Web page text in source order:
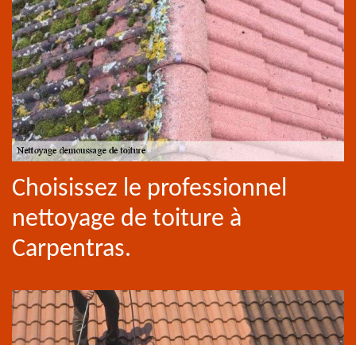
Choisissez le professionnel
nettoyage de toiture à
Carpentras.